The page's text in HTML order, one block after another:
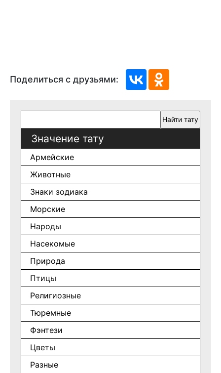
Поделиться с друзьями:
Значение тату
Армейские
Животные
Знаки зодиака
Морские
Народы
Насекомые
Природа
Птицы
Религиозные
Тюремные
Фэнтези
Цветы
Разные